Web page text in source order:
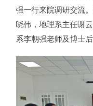
强一行来院调研交流
晓伟，地理系主任谢
系李朝强老师及博士